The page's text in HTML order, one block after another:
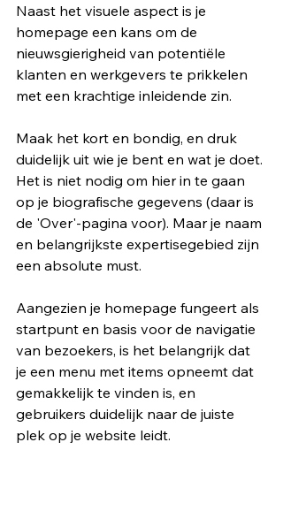
Naast het visuele aspect is je
homepage een kans om de
nieuwsgierigheid van potentiële
klanten en werkgevers te prikkelen
met een krachtige inleidende zin.
Maak het kort en bondig, en druk
duidelijk uit wie je bent en wat je doet.
Het is niet nodig om hier in te gaan
op je biografische gegevens (daar is
de 'Over'-pagina voor). Maar je naam
en belangrijkste expertisegebied zijn
een absolute must.
Aangezien je homepage fungeert als
startpunt en basis voor de navigatie
van bezoekers, is het belangrijk dat
je een menu met items opneemt dat
gemakkelijk te vinden is, en
gebruikers duidelijk naar de juiste
plek op je website leidt.